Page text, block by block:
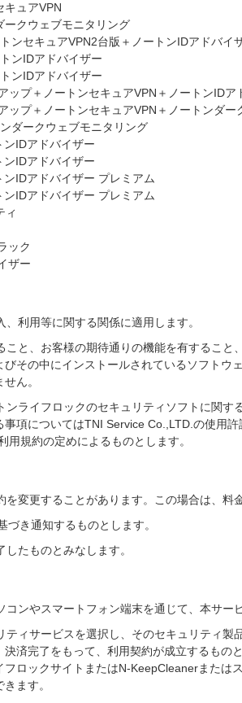
ュアVPN
クウェブモニタリング
ンセキュアVPN2台版＋ノートンIDアドバイ
ンIDアドバイザー
ンIDアドバイザー
プ＋ノートンセキュアVPN＋ノートンIDア
プ＋ノートンセキュアVPN＋ノートンダー
ダークウェブモニタリング
IDアドバイザー
IDアドバイザー
IDアドバイザー プレミアム
IDアドバイザー プレミアム
ィ
ック
ザー
利用等に関する関係に適用します。
と、お客様の期待通りの機能を有すること
その中にインストールされているソフト
ん。
ライフロックのセキュリティソフトに関
項についてはTNI Service Co.,LTD.の使用
規約の定めによるものとします。
変更することがあります。この場合は、料
き通知するものとします。
たものとみなします。
ンやスマートフォン端末を通じて、本サー
ィサービスを選択し、そのセキュリティ
済完了をもって、利用契約が成立するもの
ロックサイトまたはN-KeepCleanerまたは
ます。